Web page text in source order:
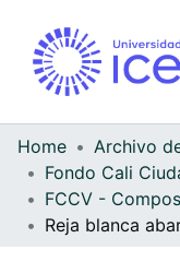
Home
Fondo Cali